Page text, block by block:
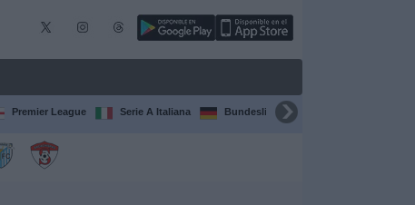
Premier League Serie A Italiana Bundesliga